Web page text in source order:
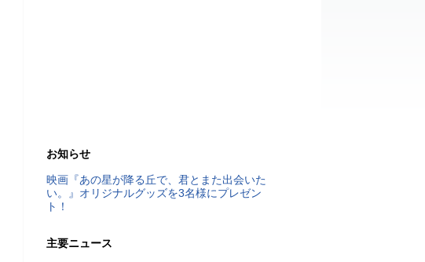
お知らせ
映画『あの星が降る丘で、君とまた出会いた
い。』オリジナルグッズを3名様にプレゼン
ト！
主要ニュース